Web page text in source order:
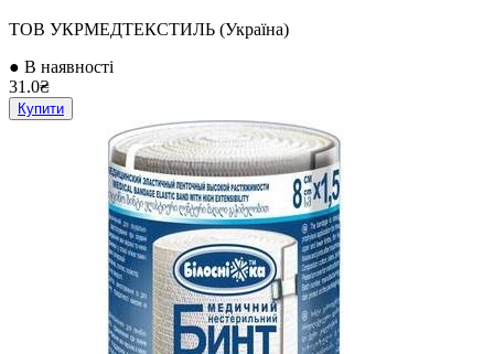
ТОВ УКРМЕДТЕКСТИЛЬ (Україна)
● В наявності
31.0₴
Купити